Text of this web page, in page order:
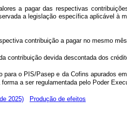
a pagar das respectivas
a legislação específica
contribuição a pagar no mesmo
contribuição devida descontada dos
o PIS/Pasep e da Cofins apurados
a ser regulamentada pelo Poder
2025)
Produção de efeitos